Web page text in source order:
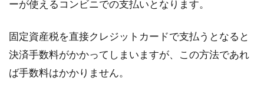
ーが使えるコンビニでの支払いとなります。
固定資産税を直接クレジットカードで支払うとなると
決済手数料がかかってしまいますが、この方法であれ
ば手数料はかかりません。